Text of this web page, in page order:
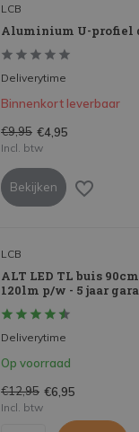
LCB
Aluminium U-profiel
Deliverytime
Binnenkort leverbaar
€9,95 €4,95
Incl. btw
Bekijken
LCB
ALT LED TL buis
120lm p/w - 5 jaar
Deliverytime
Op voorraad
€12,95 €6,95
Incl. btw